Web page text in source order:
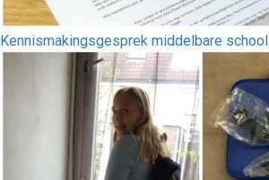
Kennismakingsgesprek middelbare school